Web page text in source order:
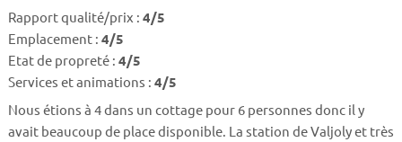
Rapport qualité/prix : 4/5
Emplacement : 4/5
Etat de propreté : 4/5
Services et animations : 4/5
Nous étions à 4 dans un cottage pour 6 personnes donc il y
avait beaucoup de place disponible. La station de Valjoly et très